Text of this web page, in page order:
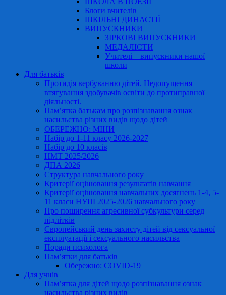
Блоги вчителів
ШКІЛЬНІ ДИНАСТІЇ
ВИПУСКНИКИ
ЗІРКОВІ ВИПУСКНИКИ
МЕДАЛІСТИ
Учителі – випускники нашої
школи
Для батьків
Протидія вербуванню дітей. Недопущення
втягування здобувачів освіти до протиправної
діяльності.
Пам’ятка батькам про розпізнавання ознак
насильства різних видів щодо дітей
ОБЕРЕЖНО: МІНИ
Набір до 1-11 класу 2026-2027
Набір до 10 класів
НМТ 2025/2026
ДПА 2026
Структура навчального року
Критерії оцінювання результатів навчання
Критерії оцінювання навчальних досягнень 1-4, 5-
11 класи НУШ 2025-2026 навчального року
Про поширення агресивної субкультури серед
підлітків
Європейський день захисту дітей від сексуальної
експлуатації і сексуального насильства
Поради психолога
Пам’ятки для батьків
Обережно: COVID-19
Для учнів
Пам’ятка для дітей щодо розпізнавання ознак
насильства різних видів